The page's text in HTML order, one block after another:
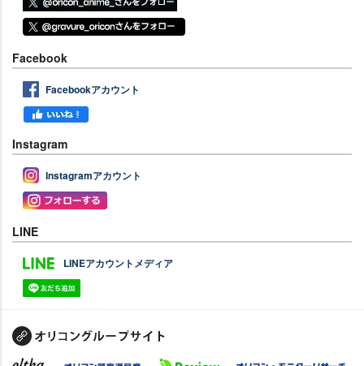
Facebook
Facebookアカウント
Instagram
Instagramアカウント
LINE
LINEアカウントメディア